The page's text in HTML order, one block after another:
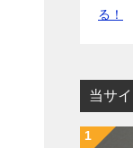
る！
当サ